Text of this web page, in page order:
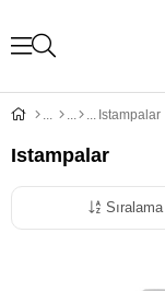
Istampalar
Istampalar
Sıralama